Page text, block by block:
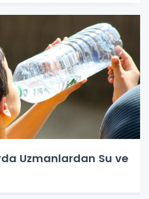
Uzmanlardan Su ve